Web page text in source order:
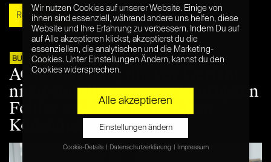
Read More »
BUSINESS 19. JULI 2026
AGB-Klauseln, die vor Gericht
nicht standhalten: Die häufigsten
Fehler und ihre rechtlichen
Konsequenzen
Wir nutzen Cookies auf unserer Website. Einige von
ihnen sind essenziell, während andere uns helfen, diese
Website und Ihre Erfahrung zu verbessern. Indem Du auf
auf Alle akzeptieren klickst, akzeptierst du die
essenziellen, die analytischen und die Marketing-
Cookies. Unter Einstellungen Ändern, kannst du den
Cookies widersprechen.
Alle akzeptieren
Einstellungen ändern
Cookie-Details Datenschutzerklärung Impressum